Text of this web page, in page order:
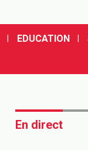
EDUCATION
En direct